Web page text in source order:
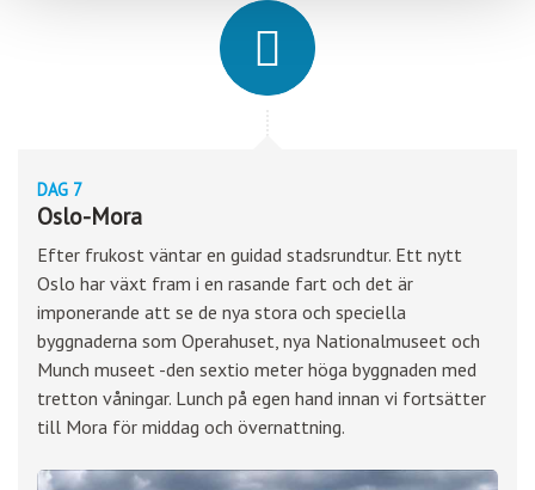
DAG 7
Oslo-Mora
Efter frukost väntar en guidad stadsrundtur. Ett nytt
Oslo har växt fram i en rasande fart och det är
imponerande att se de nya stora och speciella
byggnaderna som Operahuset, nya Nationalmuseet och
Munch museet -den sextio meter höga byggnaden med
tretton våningar. Lunch på egen hand innan vi fortsätter
till Mora för middag och övernattning.